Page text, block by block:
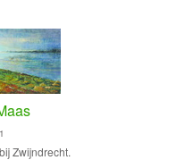
Zwijndrecht.